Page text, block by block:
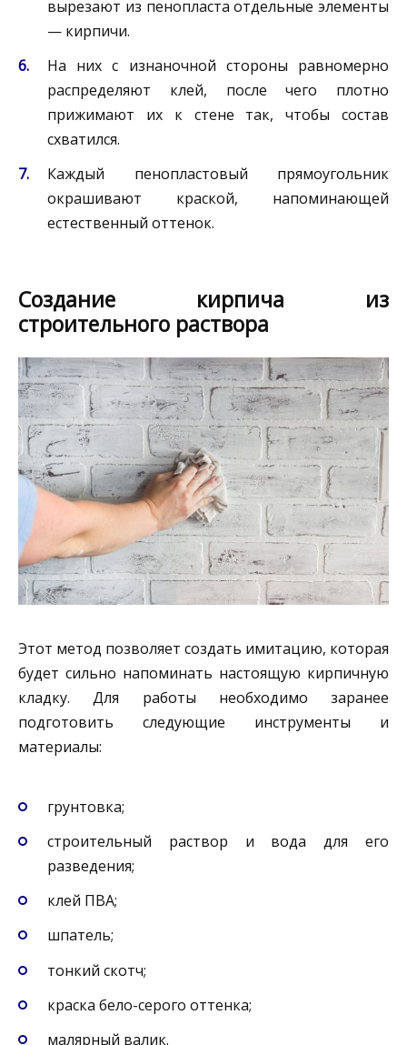
вырезают из пенопласта отдельные элементы
— кирпичи.
На них с изнаночной стороны равномерно
распределяют клей, после чего плотно
прижимают их к стене так, чтобы состав
схватился.
Каждый пенопластовый прямоугольник
окрашивают краской, напоминающей
естественный оттенок.
Создание кирпича из
строительного раствора
Этот метод позволяет создать имитацию, которая
будет сильно напоминать настоящую кирпичную
кладку. Для работы необходимо заранее
подготовить следующие инструменты и
материалы:
грунтовка;
строительный раствор и вода для его
разведения;
клей ПВА;
шпатель;
тонкий скотч;
краска бело-серого оттенка;
малярный валик.